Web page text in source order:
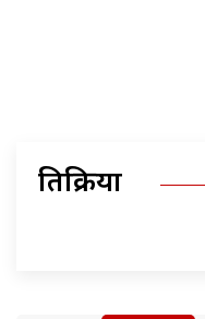
प्रतिक्रिया